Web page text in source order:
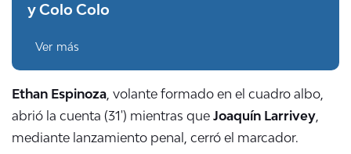
y Colo Colo
Ver más
Ethan Espinoza, volante formado en el cuadro albo,
abrió la cuenta (31') mientras que Joaquín Larrivey,
mediante lanzamiento penal, cerró el marcador.